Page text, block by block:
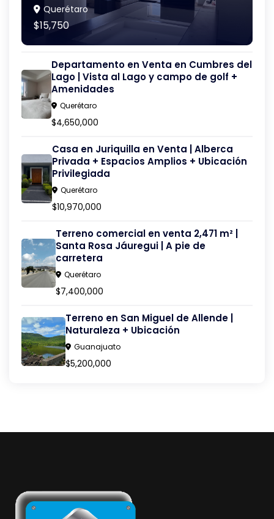
Querétaro
$15,750
Departamento en Venta en Cumbres del
Lago | Vista al Lago y campo de golf +
Amenidades
Querétaro
$4,650,000
Casa en Juriquilla en Venta | Alberca
Privada + Espacios Amplios + Ubicación
Privilegiada
Querétaro
$10,970,000
Terreno comercial en venta 2,471 m² |
Santa Rosa Jáuregui | A pie de
carretera
Querétaro
$7,400,000
Terreno en San Miguel de Allende |
Naturaleza + Ubicación
Guanajuato
$5,200,000